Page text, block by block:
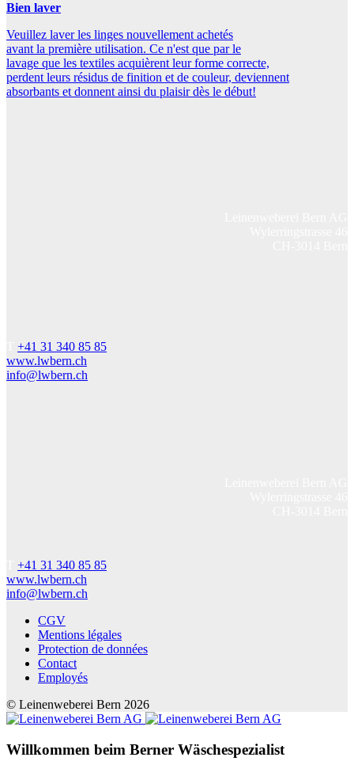
Bien laver
Veuillez laver les linges nouvellement achetés
avant la première utilisation. Ce n'est que par le
lavage que les textiles acquièrent leur forme correcte,
perdent leurs résidus de finition et de couleur, deviennent
absorbants et donnent ainsi du plaisir dès le début!
+41 31 340 85 85
www.lwbern.ch
info@lwbern.ch
+41 31 340 85 85
www.lwbern.ch
info@lwbern.ch
CGV
Mentions légales
Protection de données
Contact
Employés
© Leinenweberei Bern 2026
Willkommen beim Berner Wäschespezialist